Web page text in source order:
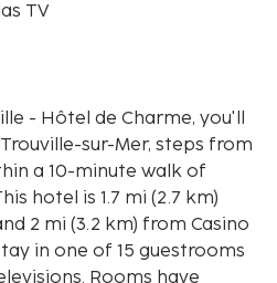
TV
- Hôtel de Charme, you'll
sur-Mer, steps from
a 10-minute walk of
2 mi (3.2 km) from Casino
in one of 15 guestrooms
Rooms have